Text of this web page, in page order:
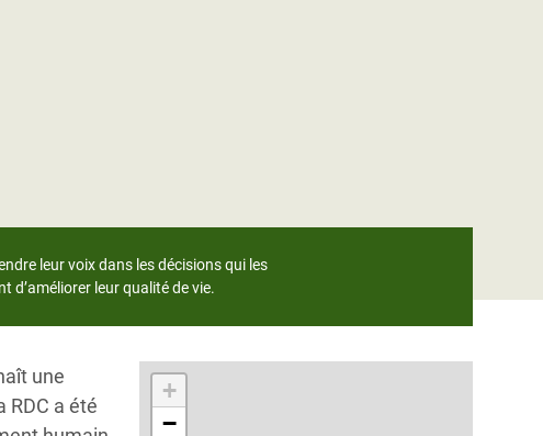
leur voix dans les décisions qui les
d’améliorer leur qualité de vie.
+
−
une
RDC a été